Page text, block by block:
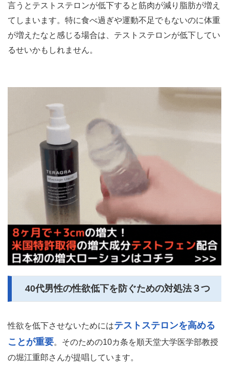
言うとテストステロンが低下すると筋肉が減り脂肪が増え
てしまいます。特に食べ過ぎや運動不足でもないのに体重
が増えたなと感じる場合は、テストステロンが低下してい
るせいかもしれません。
40代男性の性欲低下を防ぐための対処法３つ
性欲を低下させないためにはテストステロンを高める
ことが重要。そのための10カ条を順天堂大学医学部教授
の堀江重郎さんが提唱しています。